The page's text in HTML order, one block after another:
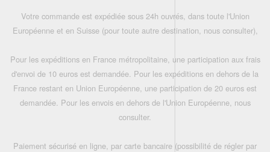
Votre commande est expédiée sous 24h ouvrés, dans toute l'Union
Européenne et en Suisse (pour toute autre destination, nous consulter),
Pour les expéditions en France métropolitaine, une participation aux frais
d'envoi de 10 euros est demandée. Pour les expéditions en dehors de la
France restant en Union Européenne, une participation de 20 euros est
demandée. Pour les envois en dehors de l'Union Européenne, nous
consulter.
Paiement sécurisé en ligne, par carte bancaire (possibilité de régler par